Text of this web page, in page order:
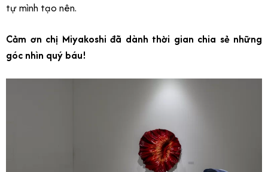
tự mình tạo nên.
Cảm ơn chị Miyakoshi đã dành thời gian chia sẻ những
góc nhìn quý báu!